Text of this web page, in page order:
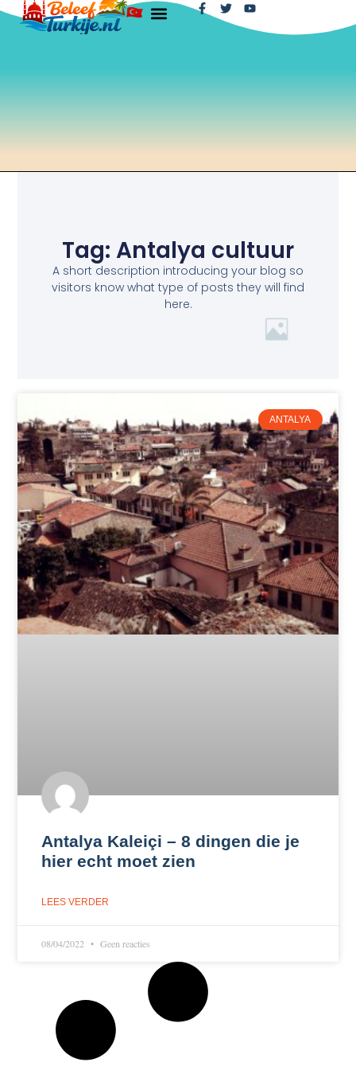
Tag: Antalya cultuur
A short description introducing your blog so
visitors know what type of posts they will find
here.
ANTALYA
Antalya Kaleiçi – 8 dingen die je
hier echt moet zien
LEES VERDER
08/04/2022 Geen reacties